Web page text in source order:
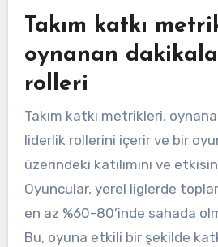
Takım katkı
oynanan
rolleri
Takım katkı metrikleri,
liderlik rollerini içerir ve bir
üzerindeki katılımını ve
Oyuncular, yerel liglerde
en az %60-80’inde sahada
Bu, oyuna etkili bir şekilde